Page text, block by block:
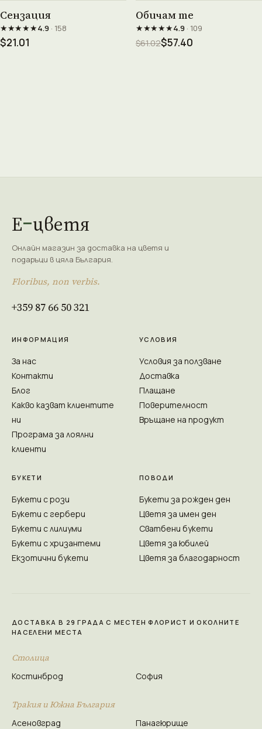
Сензация
★★★★★4.9· 158
$21.01
Обичам те
★★★★★4.9· 109
$61.02$57.40
Е цветя
Онлайн магазин за доставка на цветя и
подаръци в цяла България.
Floribus, non verbis.
+359 87 66 50 321
ИНФОРМАЦИЯ
За нас
Контакти
Блог
Какво казват клиентите
ни
Програма за лоялни
клиенти
УСЛОВИЯ
Условия за ползване
Доставка
Плащане
Поверителност
Връщане на продукт
БУКЕТИ
Букети с рози
Букети с гербери
Букети с лилиуми
Букети с хризантеми
Екзотични букети
ПОВОДИ
Букети за рожден ден
Цветя за имен ден
Сватбени букети
Цветя за юбилей
Цветя за благодарност
ДОСТАВКА В 29 ГРАДА С МЕСТЕН ФЛОРИСТ И ОКОЛНИТЕ
НАСЕЛЕНИ МЕСТА
Столица
Костинброд София
Тракия и Южна България
Асеновград
Панагюрище